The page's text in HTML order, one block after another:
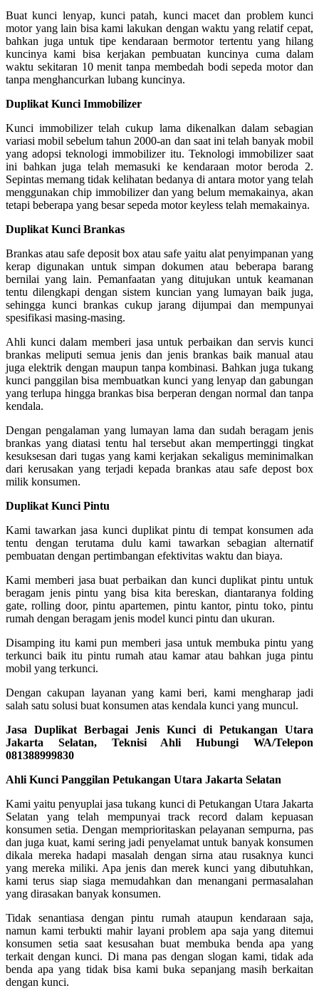
Buat kunci lenyap, kunci patah, kunci macet dan problem kunci
motor yang lain bisa kami lakukan dengan waktu yang relatif cepat,
bahkan juga untuk tipe kendaraan bermotor tertentu yang hilang
kuncinya kami bisa kerjakan pembuatan kuncinya cuma dalam
waktu sekitaran 10 menit tanpa membedah bodi sepeda motor dan
tanpa menghancurkan lubang kuncinya.
Duplikat Kunci Immobilizer
Kunci immobilizer telah cukup lama dikenalkan dalam sebagian
variasi mobil sebelum tahun 2000-an dan saat ini telah banyak mobil
yang adopsi teknologi immobilizer itu. Teknologi immobilizer saat
ini bahkan juga telah memasuki ke kendaraan motor beroda 2.
Sepintas memang tidak kelihatan bedanya di antara motor yang telah
menggunakan chip immobilizer dan yang belum memakainya, akan
tetapi beberapa yang besar sepeda motor keyless telah memakainya.
Duplikat Kunci Brankas
Brankas atau safe deposit box atau safe yaitu alat penyimpanan yang
kerap digunakan untuk simpan dokumen atau beberapa barang
bernilai yang lain. Pemanfaatan yang ditujukan untuk keamanan
tentu dilengkapi dengan sistem kuncian yang lumayan baik juga,
sehingga kunci brankas cukup jarang dijumpai dan mempunyai
spesifikasi masing-masing.
Ahli kunci dalam memberi jasa untuk perbaikan dan servis kunci
brankas meliputi semua jenis dan jenis brankas baik manual atau
juga elektrik dengan maupun tanpa kombinasi. Bahkan juga tukang
kunci panggilan bisa membuatkan kunci yang lenyap dan gabungan
yang terlupa hingga brankas bisa berperan dengan normal dan tanpa
kendala.
Dengan pengalaman yang lumayan lama dan sudah beragam jenis
brankas yang diatasi tentu hal tersebut akan mempertinggi tingkat
kesuksesan dari tugas yang kami kerjakan sekaligus meminimalkan
dari kerusakan yang terjadi kepada brankas atau safe depost box
milik konsumen.
Duplikat Kunci Pintu
Kami tawarkan jasa kunci duplikat pintu di tempat konsumen ada
tentu dengan terutama dulu kami tawarkan sebagian alternatif
pembuatan dengan pertimbangan efektivitas waktu dan biaya.
Kami memberi jasa buat perbaikan dan kunci duplikat pintu untuk
beragam jenis pintu yang bisa kita bereskan, diantaranya folding
gate, rolling door, pintu apartemen, pintu kantor, pintu toko, pintu
rumah dengan beragam jenis model kunci pintu dan ukuran.
Disamping itu kami pun memberi jasa untuk membuka pintu yang
terkunci baik itu pintu rumah atau kamar atau bahkan juga pintu
mobil yang terkunci.
Dengan cakupan layanan yang kami beri, kami mengharap jadi
salah satu solusi buat konsumen atas kendala kunci yang muncul.
Jasa Duplikat Berbagai Jenis Kunci di Petukangan Utara
Jakarta Selatan, Teknisi Ahli Hubungi WA/Telepon
081388999830
Ahli Kunci Panggilan Petukangan Utara Jakarta Selatan
Kami yaitu penyuplai jasa tukang kunci di Petukangan Utara Jakarta
Selatan yang telah mempunyai track record dalam kepuasan
konsumen setia. Dengan memprioritaskan pelayanan sempurna, pas
dan juga kuat, kami sering jadi penyelamat untuk banyak konsumen
dikala mereka hadapi masalah dengan sirna atau rusaknya kunci
yang mereka miliki. Apa jenis dan merek kunci yang dibutuhkan,
kami terus siap siaga memudahkan dan menangani permasalahan
yang dirasakan banyak konsumen.
Tidak senantiasa dengan pintu rumah ataupun kendaraan saja,
namun kami terbukti mahir layani problem apa saja yang ditemui
konsumen setia saat kesusahan buat membuka benda apa yang
terkait dengan kunci. Di mana pas dengan slogan kami, tidak ada
benda apa yang tidak bisa kami buka sepanjang masih berkaitan
dengan kunci.